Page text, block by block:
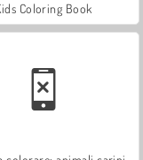
Coloring Book